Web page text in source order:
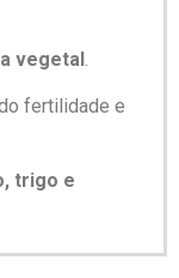
vegetal .
fertilidade e
trigo e